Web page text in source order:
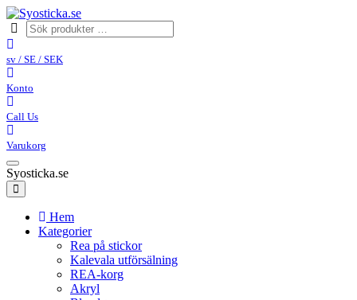
sv / SE / SEK
Konto
Call Us
Varukorg
Syosticka.se
Hem
Kategorier
Rea på stickor
Kalevala utförsälning
REA-korg
Akryl